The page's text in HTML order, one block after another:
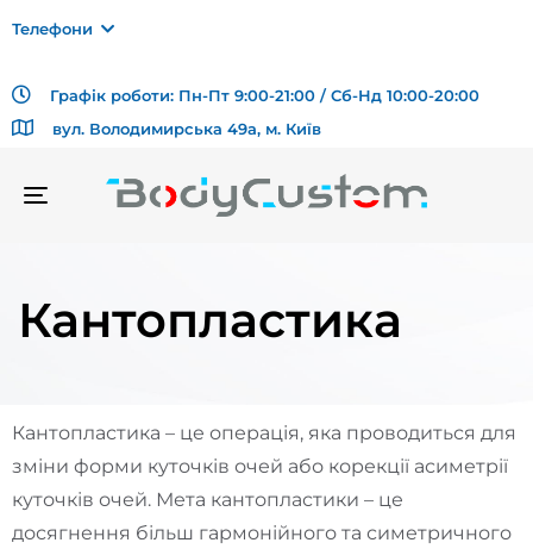
Телефони
Графік роботи: Пн-Пт 9:00-21:00 / Сб-Нд 10:00-20:00
вул. Володимирська 49а, м. Київ
TOGGLE
Кантопластика
Кантопластика – це операція, яка проводиться для
зміни форми куточків очей або корекції асиметрії
куточків очей. Мета кантопластики – це
досягнення більш гармонійного та симетричного